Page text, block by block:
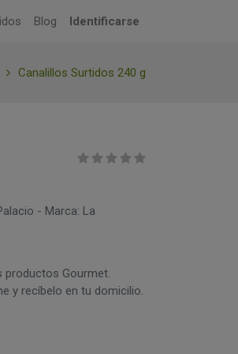
Blog Identificarse
Canalillos Surtidos 240 g
- Marca: La
productos Gourmet.
y recíbelo en tu domicilio.